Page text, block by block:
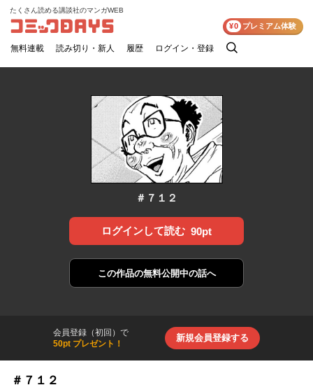
コミックDAYS
たくさん読める講談社のマンガWEB
無料連載 読み切り・新人 履歴 ログイン・登録
検
¥0 プレミアム体験
＃７１２
ログインして読む 90pt
この作品の無料公開中の話へ
会員登録（初回）で
50pt プレゼント！
新規会員登録する
＃７１２